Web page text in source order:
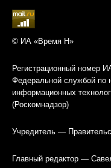
© ИА «Время Н»
Регистрационный номер
Федеральной службой по
информационных
(Роскомнадзор)
Учредитель —
Главный редактор —